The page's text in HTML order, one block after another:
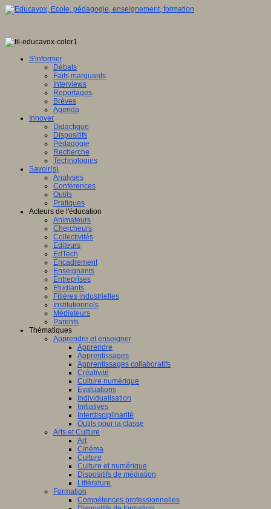
S'informer
Débats
Faits marquants
Interviews
Reportages
Brèves
Agenda
Innover
Didactique
Dispositifs
Pédagogie
Recherche
Technologies
Savoir(s)
Analyses
Conférences
Outils
Pratiques
Acteurs de l'éducation
Animateurs
Chercheurs
Collectivités
Editeurs
EdTech
Encadrement
Enseignants
Entreprises
Etudiants
Filières industrielles
Institutionnels
Médiateurs
Parents
Thématiques
Apprendre et enseigner
Apprendre
Apprentissages
Apprentissages collaboratifs
Créativité
Culture numérique
Evaluations
Individualisation
Initiatives
Interdisciplinarité
Outils pour la classe
Arts et Culture
Art
Cinéma
Culture
Culture et numérique
Dispositifs de médiation
Littérature
Formation
Compétences professionnelles